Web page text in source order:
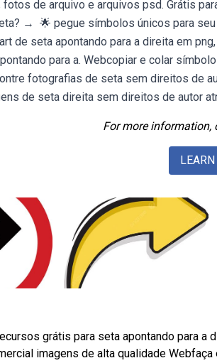
de arquivo e arquivos psd. Grátis
‭→ ‬ 🌟 pegue símbolos únicos para
de seta apontando para a direita em
para a. Webcopiar e colar
fotografias de seta sem direitos de
de seta direita sem direitos de autor
For more information,
grátis para seta apontando para
imagens de alta qualidade